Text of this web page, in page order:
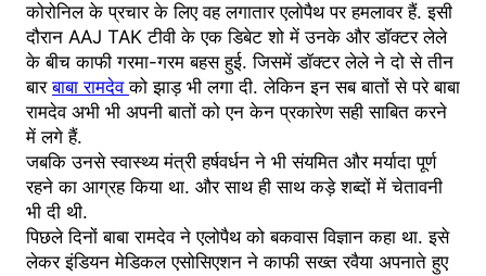
कोरोनिल के प्रचार के लिए वह लगातार एलोपैथ पर हमलावर हैं. इसी
दौरान AAJ TAK टीवी के एक डिबेट शो में उनके और डॉक्टर लेले
के बीच काफी गरमा-गरम बहस हुई. जिसमें डॉक्टर लेले ने दो से तीन
बारबाबा रामदेवको झाड़ भी लगा दी. लेकिन इन सब बातों से परे बाबा
रामदेव अभी भी अपनी बातों को एन केन प्रकारेण सही साबित करने
में लगे हैं.
जबकि उनसे स्वास्थ्य मंत्री हर्षवर्धन ने भी संयमित और मर्यादा पूर्ण
रहने का आग्रह किया था. और साथ ही साथ कड़े शब्दों में चेतावनी
भी दी थी.
पिछले दिनों बाबा रामदेव ने एलोपैथ को बकवास विज्ञान कहा था. इसे
लेकर इंडियन मेडिकल एसोसिएशन ने काफी सख्त रवैया अपनाते हुए